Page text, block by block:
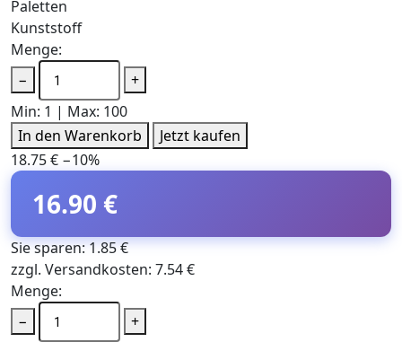
Paletten
Kunststoff
Menge:
−
+
Min: 1 | Max: 100
In den Warenkorb
Jetzt kaufen
18.75 € −10%
16.90 €
Sie sparen: 1.85 €
zzgl. Versandkosten: 7.54 €
Menge:
−
+